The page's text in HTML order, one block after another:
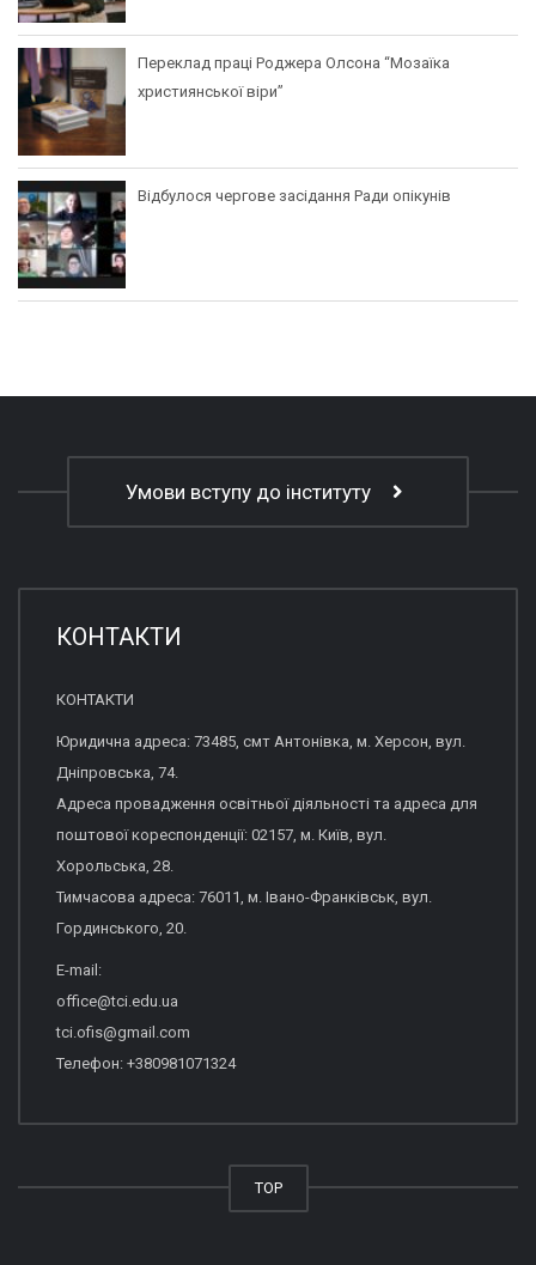
Переклад праці Роджера Олсона “Мозаїка
християнської віри”
Відбулося чергове засідання Ради опікунів
Умови вступу до інституту
КОНТАКТИ
КОНТАКТИ
Юридична адреса: 73485, смт Антонівка, м. Херсон, вул.
Дніпровська, 74.
Адреса провадження освітньої діяльності та адреса для
поштової кореспонденції: 02157, м. Київ, вул.
Хорольська, 28.
Тимчасова адреса: 76011, м. Івано-Франківськ, вул.
Гординського, 20.
E-mail:
office@tci.edu.ua
tci.ofis@gmail.com
Телефон: +380981071324
TOP